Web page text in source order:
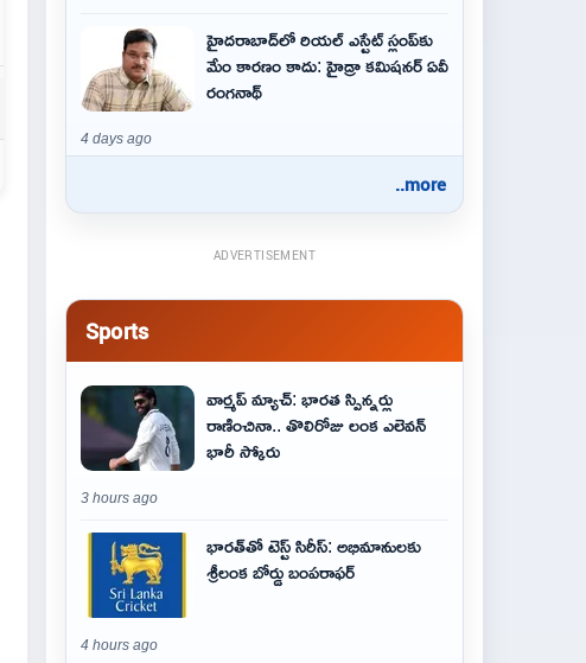
హైదరాబాద్‌లో రియల్ ఎస్టేట్ స్లంప్‌కు
మేం కారణం కాదు: హైడ్రా కమిషనర్ ఏవీ
రంగనాథ్
4 days ago
..more
ADVERTISEMENT
Sports
వార్మప్ మ్యాచ్: భారత స్పిన్నర్లు
రాణించినా.. తొలిరోజు లంక ఎలెవన్
భారీ స్కోరు
3 hours ago
భారత్‌తో టెస్ట్ సిరీస్: అభిమానులకు
శ్రీలంక బోర్డు బంపరాఫర్
4 hours ago